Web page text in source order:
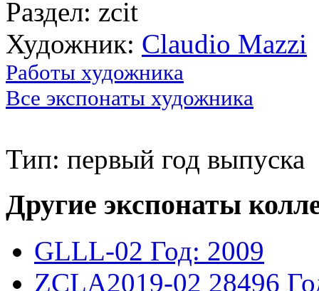
Раздел: zcit
Художник: Claudio Mazzi
Работы художника
Все экспонаты художника
Тип: первый год выпуска
Другие экспонаты
GLLL-02 Год: 2009
ZCLA2019-02 28496